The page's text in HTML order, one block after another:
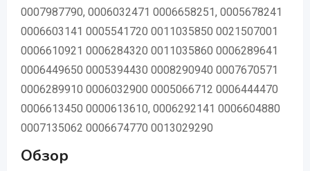
0007987790, 0006032471 0006658251, 0005678241
0006603141 0005541720 0011035850 0021507001
0006610921 0006284320 0011035860 0006289641
0006449650 0005394430 0008290940 0007670571
0006289910 0006032900 0005066712 0006444470
0006613450 0000613610, 0006292141 0006604880
0007135062 0006674770 0013029290
Обзор